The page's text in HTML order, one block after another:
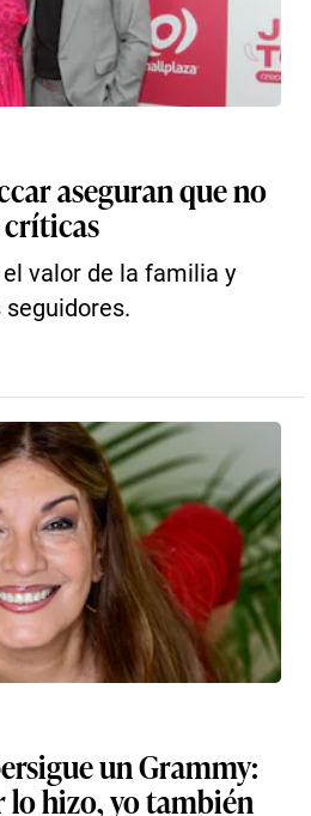
aseguran que no
críticas
valor de la familia y
un Grammy:
lo hizo, yo también